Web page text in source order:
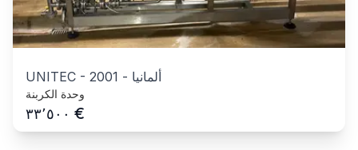
UNITEC - 2001 - ألمانيا
وحدة الكربنة
٣٣٬٥٠٠ €